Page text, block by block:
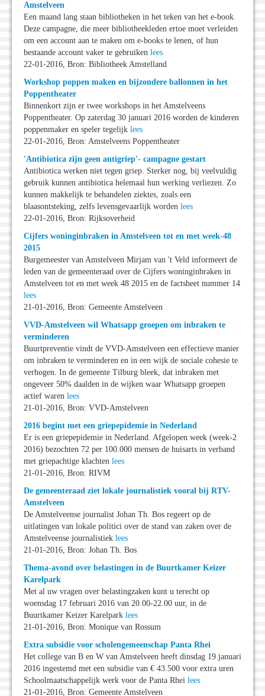
Amstelveen
Een maand lang staan bibliotheken in het teken van het e-book.
Deze campagne, die meer bibliotheekleden ertoe moet verleiden
om een account aan te maken om e-books te lenen, of hun
bestaande account vaker te gebruiken lees
22-01-2016, Bron: Bibliotheek Amstelland
Workshop poppen maken en bijzondere ballonnen in het
Poppentheater
Binnenkort zijn er twee workshops in het Amstelveens
Poppentheater. Op zaterdag 30 januari 2016 worden de kinderen
poppenmaker en speler tegelijk lees
22-01-2016, Bron: Amstelveens Poppentheater
'Antibiotica zijn geen antigriep'- campagne gestart
Antibiotica werken niet tegen griep. Sterker nog, bij veelvuldig
gebruik kunnen antibiotica helemaal hun werking verliezen. Zo
kunnen makkelijk te behandelen ziektes, zoals een
blaasontsteking, zelfs levensgevaarlijk worden lees
22-01-2016, Bron: Rijksoverheid
Cijfers woninginbraken in Amstelveen tot en met week-48
2015
Burgemeester van Amstelveen Mirjam van 't Veld informeert de
leden van de gemeenteraad over de Cijfers woninginbraken in
Amstelveen tot en met week 48 2015 en de factsheet nummer 14
lees
21-01-2016, Bron: Gemeente Amstelveen
VVD-Amstelveen wil Whatsapp groepen om inbraken te
verminderen
Buurtpreventie vindt de VVD-Amstelveen een effectieve manier
om inbraken te verminderen en in een wijk de sociale cohesie te
verhogen. In de gemeente Tilburg bleek, dat inbraken met
ongeveer 50% daalden in de wijken waar Whatsapp groepen
actief waren lees
21-01-2016, Bron: VVD-Amstelveen
2016 begint met een griepepidemie in Nederland
Er is een griepepidemie in Nederland. Afgelopen week (week-2
2016) bezochten 72 per 100.000 mensen de huisarts in verband
met griepachtige klachten lees
21-01-2016, Bron: RIVM
De gemeenteraad ziet lokale journalistiek vooral bij RTV-
Amstelveen
De Amstelveense journalist Johan Th. Bos regeert op de
uitlatingen van lokale politici over de stand van zaken over de
Amstelveense journalistiek lees
21-01-2016, Bron: Johan Th. Bos
Thema-avond over belastingen in de Buurtkamer Keizer
Karelpark
Met al uw vragen over belastingzaken kunt u terecht op
woensdag 17 februari 2016 van 20.00-22.00 uur, in de
Buurtkamer Keizer Karelpark lees
21-01-2016, Bron: Monique van Rossum
Extra subsidie voor scholengemeenschap Panta Rhei
Het college van B en W van Amstelveen heeft dinsdag 19 januari
2016 ingestemd met een subsidie van € 43.500 voor extra uren
Schoolmaatschappelijk werk voor de Panta Rhei lees
21-01-2016, Bron: Gemeente Amstelveen